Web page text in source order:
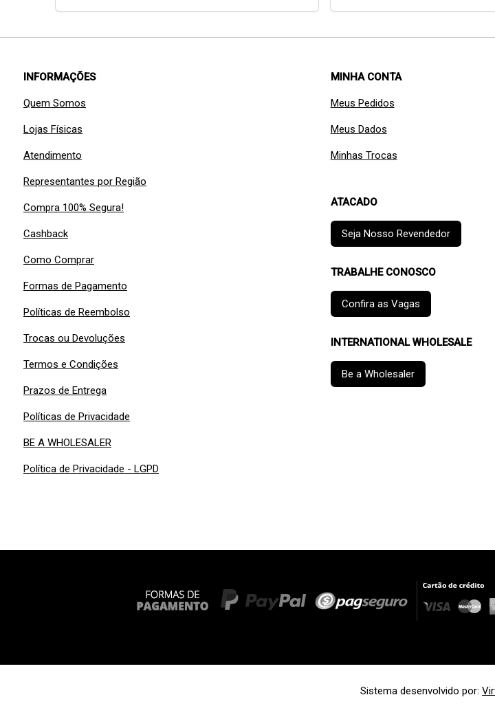
INFORMAÇÕES
Quem Somos
Lojas Físicas
Atendimento
Representantes por Região
Compra 100% Segura!
Cashback
Como Comprar
Formas de Pagamento
Políticas de Reembolso
Trocas ou Devoluções
Termos e Condições
Prazos de Entrega
Políticas de Privacidade
BE A WHOLESALER
Política de Privacidade - LGPD
MINHA CONTA
Meus Pedidos
Meus Dados
Minhas Trocas
ATACADO
Seja Nosso Revendedor
TRABALHE CONOSCO
Confira as Vagas
INTERNATIONAL WHOLESALE
Be a Wholesaler
Sistema desenvolvido por: